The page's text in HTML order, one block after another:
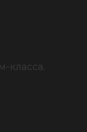
класса.